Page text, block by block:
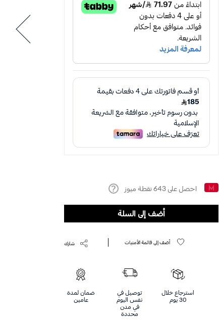
احصل على 643 نقطة ميوز
أضف إلى السلة
أضف إلى قائمة الأمنيات شارك
استرجاع خلال
30 يوم
توصيل في
نفس اليوم
في مدن
محددة
ضمان لمدة
عامين